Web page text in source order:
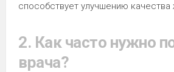
способствует улучшению качества
2. Как часто нужно
врача?